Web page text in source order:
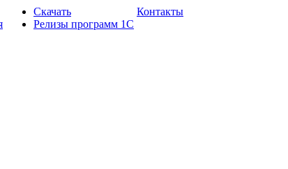
Скачать
Релизы программ 1С
Контакты